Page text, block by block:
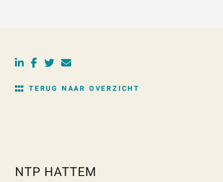
TERUG NAAR OVERZICHT
NTP HATTEM